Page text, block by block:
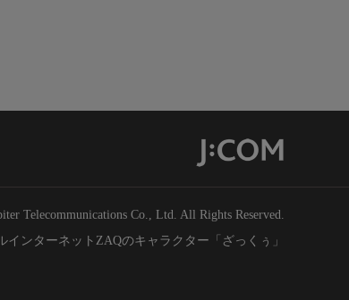
Telecommunications Co., Ltd. All Rights Reserved.
インターネットZAQのキャラクター「ざっくぅ」